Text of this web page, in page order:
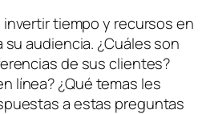
tiempo y recursos en
audiencia. ¿Cuáles son
de sus clientes?
línea? ¿Qué temas les
a estas preguntas